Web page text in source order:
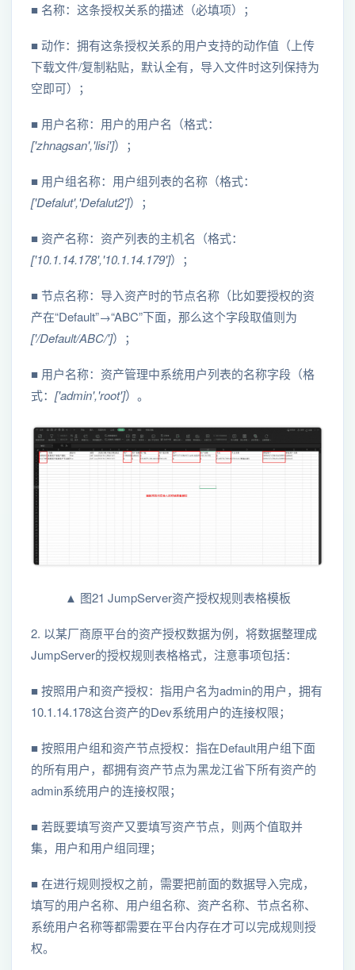
■ 名称：这条授权关系的描述（必填项）；
■ 动作：拥有这条授权关系的用户支持的动作值（上传
下载文件/复制粘贴，默认全有，导入文件时这列保持为
空即可）；
■ 用户名称：用户的用户名（格式：
['zhnagsan','lisi']）；
■ 用户组名称：用户组列表的名称（格式：
['Defalut','Defalut2']）；
■ 资产名称：资产列表的主机名（格式：
['10.1.14.178','10.1.14.179']）；
■ 节点名称：导入资产时的节点名称（比如要授权的资
产在“Default”→“ABC”下面，那么这个字段取值则为
['/Default/ABC/']）；
■ 用户名称：资产管理中系统用户列表的名称字段（格
式： ['admin','root']）。
▲ 图21 JumpServer资产授权规则表格模板
2. 以某厂商原平台的资产授权数据为例，将数据整理成
JumpServer的授权规则表格格式，注意事项包括：
■ 按照用户和资产授权：指用户名为admin的用户，拥有
10.1.14.178这台资产的Dev系统用户的连接权限；
■ 按照用户组和资产节点授权：指在Default用户组下面
的所有用户，都拥有资产节点为黑龙江省下所有资产的
admin系统用户的连接权限；
■ 若既要填写资产又要填写资产节点，则两个值取并
集，用户和用户组同理；
■ 在进行规则授权之前，需要把前面的数据导入完成，
填写的用户名称、用户组名称、资产名称、节点名称、
系统用户名称等都需要在平台内存在才可以完成规则授
权。